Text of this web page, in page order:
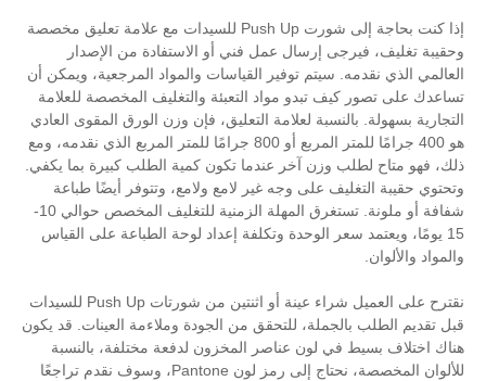
إذا كنت بحاجة إلى شورت Push Up للسيدات مع علامة تعليق مخصصة
إرسال عمل فني أو الاستفادة من الإصدار
توفير القياسات والمواد المرجعية، ويمكن أن
تبدو مواد التعبئة والتغليف المخصصة للعلامة
لعلامة التعليق، فإن وزن الورق المقوى العادي
هو 400 جرامًا للمتر المربع أو 800 جرامًا للمتر المربع الذي نقدمه، ومع
آخر عندما تكون كمية الطلب كبيرة بما يكفي.
على وجه غير لامع ولامع، وتتوفر أيضًا طباعة
شفافة أو ملونة. تستغرق المهلة الزمنية للتغليف المخصص حوالي 10-
الوحدة وتكلفة إعداد لوحة الطباعة على القياس
نقترح على العميل شراء عينة أو اثنتين من شورتات Push Up للسيدات
للتحقق من الجودة وملاءمة العينات. قد يكون
لون عناصر المخزون لدفعة مختلفة، بالنسبة
للألوان المخصصة، نحتاج إلى رمز لون Pantone، وسوف نقدم تراجعًا